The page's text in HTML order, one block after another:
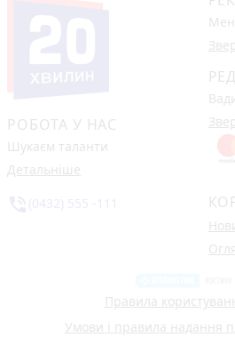
РОБОТА У НАС
Шукаєм таланти
Детальніше
Правила
Умови і правила надання